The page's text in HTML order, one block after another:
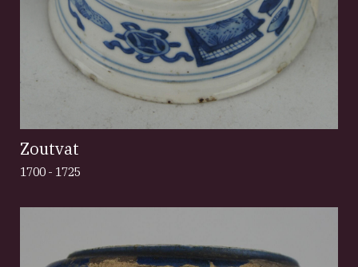
Zoutvat
1700 - 1725